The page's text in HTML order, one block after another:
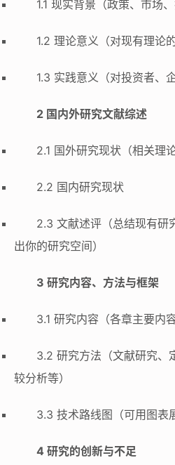
1.1 现实背景（政策、市场、
1.2 理论意义（对现有理论
1.3 实践意义（对投资者、
2 国内外研究文献综述
2.1 国外研究现状（相关理
2.2 国内研究现状
2.3 文献述评（总结现有研
出你的研究空间）
3 研究内容、方法与框架
3.1 研究内容（各章主要内容
3.2 研究方法（文献研究、
较分析等）
3.3 技术路线图（可用图表
4 研究的创新与不足